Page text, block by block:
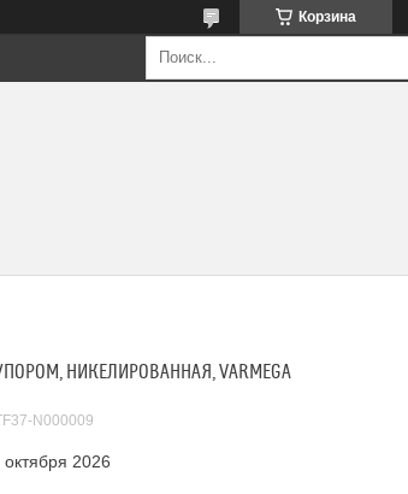
Корзина
НИКЕЛИРОВАННАЯ, VARMEGA
N000009
2026